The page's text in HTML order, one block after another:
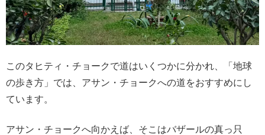
このタヒティ・チョークで道はいくつかに分かれ、「地球
の歩き方」では、アサン・チョークへの道をおすすめにし
ています。
アサン・チョークへ向かえば、そこはバザールの真っ只